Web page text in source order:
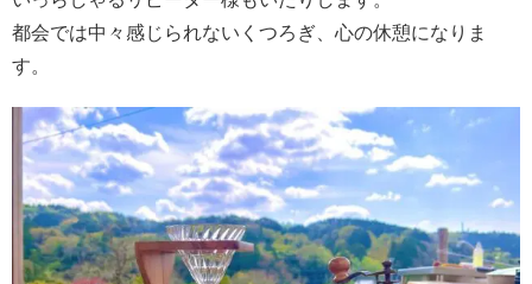
都会では中々感じられないくつろぎ、心の休憩になりま
す。